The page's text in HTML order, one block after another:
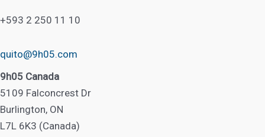
+593 2 250 11 10
quito@9h05.com
9h05 Canada
5109 Falconcrest Dr
Burlington, ON
L7L 6K3 (Canada)